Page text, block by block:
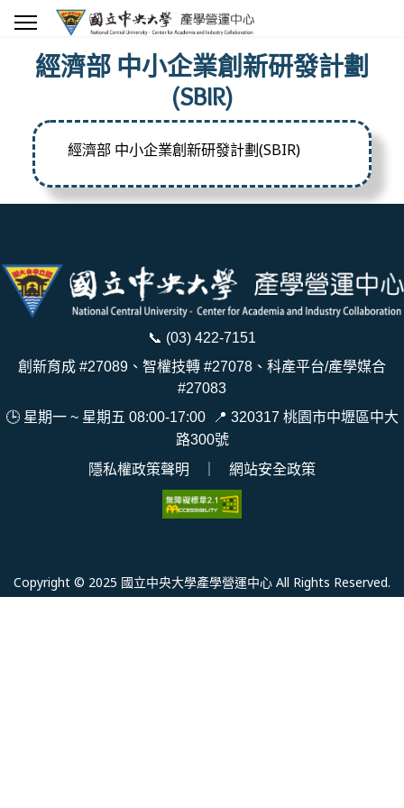
經濟部 中小企業創新研發計劃
(SBIR)
經濟部 中小企業創新研發計劃(SBIR)
📞 (03) 422-7151
創新育成 #27089、智權技轉 #27078、科產平台/產學媒合
#27083
🕒 星期一 ~ 星期五 08:00-17:00
📍 320317 桃園市中壢區中大
路300號
隱私權政策聲明
網站安全政策
Copyright © 2025 國立中央大學產學營運中心 All Rights Reserved.